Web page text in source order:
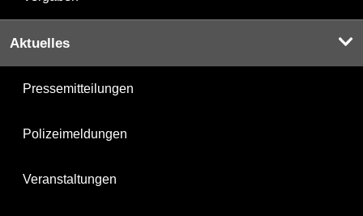
Aktuelles
Pressemitteilungen
Polizeimeldungen
Veranstaltungen